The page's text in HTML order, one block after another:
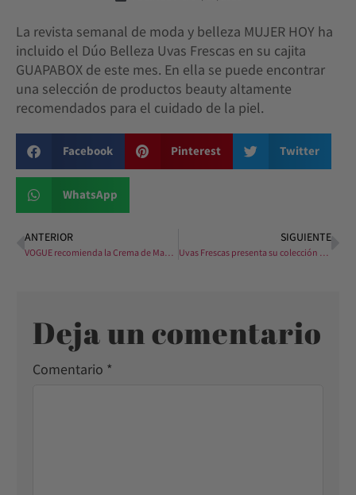
La revista semanal de moda y belleza MUJER HOY ha
incluido el Dúo Belleza Uvas Frescas en su cajita
GUAPABOX de este mes. En ella se puede encontrar
una selección de productos beauty altamente
recomendados para el cuidado de la piel.
Facebook Pinterest Twitter
WhatsApp
ANTERIOR SIGUIENTE
Deja un comentario
Comentario *